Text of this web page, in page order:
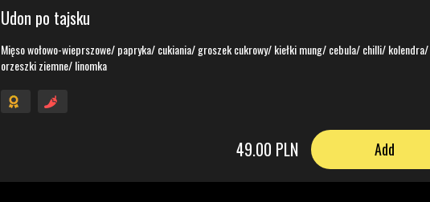
Udon po tajsku
Mięso wołowo-wieprszowe/ papryka/ cukiania/ groszek cukrowy/ kiełki mung/ cebula/ chilli/ kolendra/
orzeszki ziemne/ linomka
49.00 PLN Add